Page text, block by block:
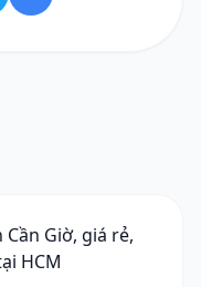
Cần Giờ, giá rẻ,
HCM